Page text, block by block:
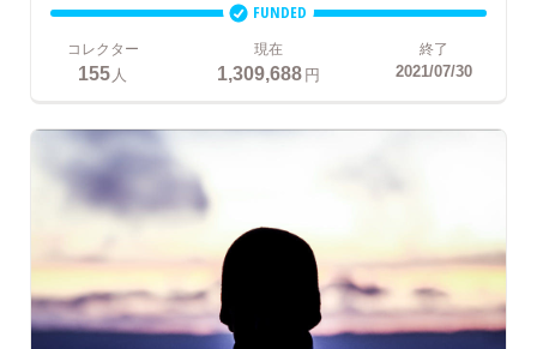
FUNDED
コレクター
155 人
現在
1,309,688円
終了
2021/07/30